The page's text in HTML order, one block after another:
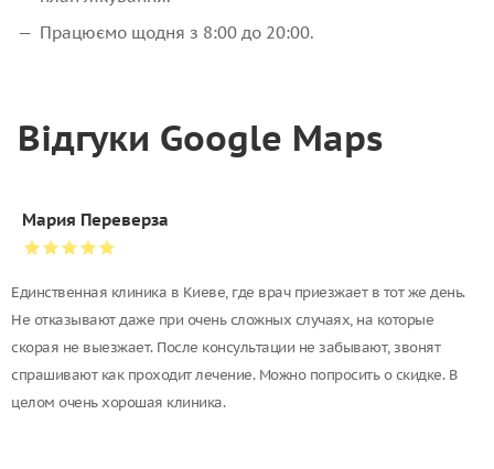
Працюємо щодня з 8:00 до 20:00.
Відгуки Google Maps
Мария Переверза
Единственная клиника в Киеве, где врач приезжает в тот же день.
Не отказывают даже при очень сложных случаях, на которые
скорая не выезжает. После консультации не забывают, звонят
спрашивают как проходит лечение. Можно попросить о скидке. В
целом очень хорошая клиника.